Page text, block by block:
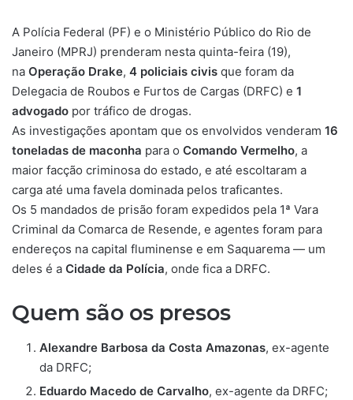
A Polícia Federal (PF) e o Ministério Público do Rio de
Janeiro (MPRJ) prenderam nesta quinta-feira (19),
na Operação Drake, 4 policiais civis que foram da
Delegacia de Roubos e Furtos de Cargas (DRFC) e 1
advogado por tráfico de drogas.
As investigações apontam que os envolvidos venderam 16
toneladas de maconha para o Comando Vermelho, a
maior facção criminosa do estado, e até escoltaram a
carga até uma favela dominada pelos traficantes.
Os 5 mandados de prisão foram expedidos pela 1ª Vara
Criminal da Comarca de Resende, e agentes foram para
endereços na capital fluminense e em Saquarema — um
deles é a Cidade da Polícia, onde fica a DRFC.
Quem são os presos
Alexandre Barbosa da Costa Amazonas, ex-agente
da DRFC;
Eduardo Macedo de Carvalho, ex-agente da DRFC;